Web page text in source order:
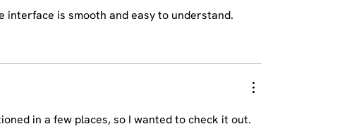
interface is smooth and easy to understand.
in a few places, so I wanted to check it out.